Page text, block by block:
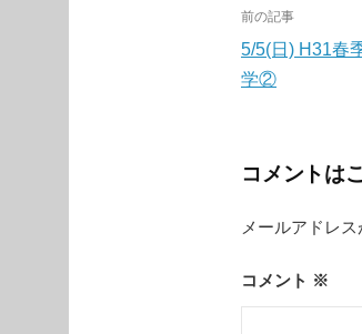
投
稿
ナ
ゲ
シ
ョ
前の記事
5/5(日) H31春
学②
コメントは
メールアドレ
コメント ※